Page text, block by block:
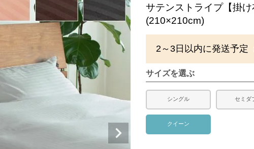
サテンストライプ【掛け
(210×210cm)
2～3日以内に発送予定
サイズを選ぶ
シングル セミダ
クイーン